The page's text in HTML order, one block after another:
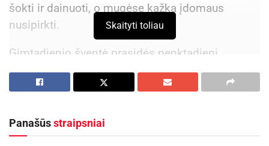
šokti ir dainuoti, o mugėse kažką įdomaus
nusipirkti.
Gimtadienio šventė prasidės penktadienį
Rokiškio Juozo Keliuočio viešojoje bibliotekoje
aktoriaus Sauliaus Bareikio knygos „Odė Lūzeriui“
Rokiškio dailininkų klubas RODA, surengęs čia
parodą, o vakarą užbaigs visų pamėgto XXVI
Skaityti toliau
Panašūsstraipsniai